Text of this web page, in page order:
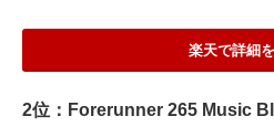
楽天で詳細
2位：Forerunner 265 Music